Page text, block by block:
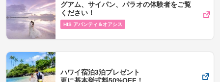
グアム、サイパン、パラオの体験者をご覧
ください！
HIS アバンティ＆オアシス
ハワイ宿泊3泊プレゼント